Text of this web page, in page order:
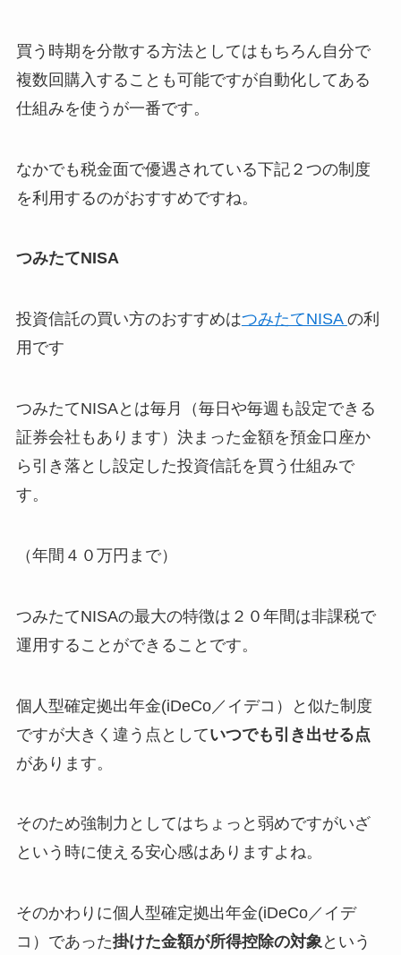
買う時期を分散する方法としてはもちろん自分で
複数回購入することも可能ですが自動化してある
仕組みを使うが一番です。
なかでも税金面で優遇されている下記２つの制度
を利用するのがおすすめですね。
つみたてNISA
投資信託の買い方のおすすめはつみたてNISA の利
用です
つみたてNISAとは毎月（毎日や毎週も設定できる
証券会社もあります）決まった金額を預金口座か
ら引き落とし設定した投資信託を買う仕組みで
す。
（年間４０万円まで）
つみたてNISAの最大の特徴は ２０年間は非課税で
運用することができること です。
個人型確定拠出年金(iDeCo／イデコ）と似た制度
ですが大きく違う点としていつでも引き出せる点
があります。
そのため強制力としてはちょっと弱めですがいざ
という時に使える安心感はありますよね。
そのかわりに個人型確定拠出年金(iDeCo／イデ
コ）であった掛けた金額が所得控除の対象という